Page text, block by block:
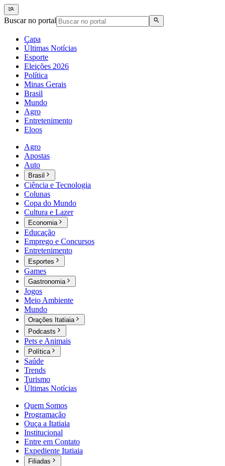
Buscar no portal
Capa
Últimas Notícias
Esporte
Eleições 2026
Política
Minas Gerais
Brasil
Mundo
Agro
Entretenimento
Eloos
Agro
Apostas
Auto
Brasil
Ciência e Tecnologia
Colunas
Copa do Mundo
Cultura e Lazer
Economia
Educação
Emprego e Concursos
Entretenimento
Esportes
Games
Gastronomia
Jogos
Meio Ambiente
Mundo
Orações Itatiaia
Podcasts
Pets e Animais
Política
Saúde
Trends
Turismo
Últimas Notícias
Quem Somos
Programação
Ouça a Itatiaia
Institucional
Entre em Contato
Expediente Itatiaia
Filiadas